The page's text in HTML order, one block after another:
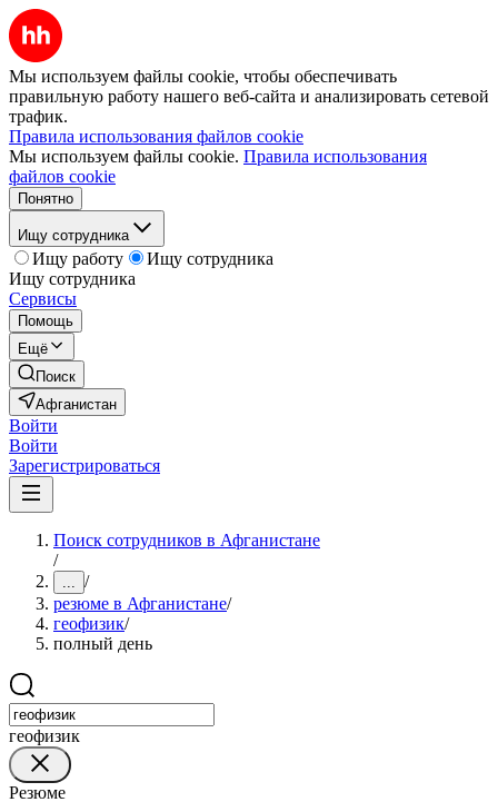
Мы используем файлы cookie, чтобы обеспечивать
правильную работу нашего веб-сайта и анализировать сетевой
трафик.
Правила использования файлов cookie
Мы используем файлы cookie. Правила использования
файлов cookie
Понятно
Ищу сотрудника
Ищу работу
Ищу сотрудника
Ищу сотрудника
Сервисы
Помощь
Ещё
Поиск
Афганистан
Войти
Войти
Зарегистрироваться
Поиск сотрудников в Афганистане
/
... /
резюме в Афганистане/
геофизик/
полный день
геофизик
Резюме